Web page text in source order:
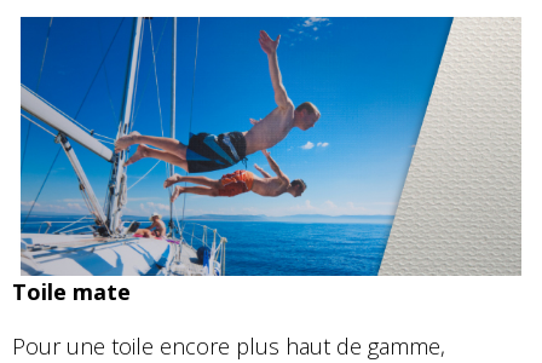
Toile mate
Pour une toile encore plus haut de gamme,